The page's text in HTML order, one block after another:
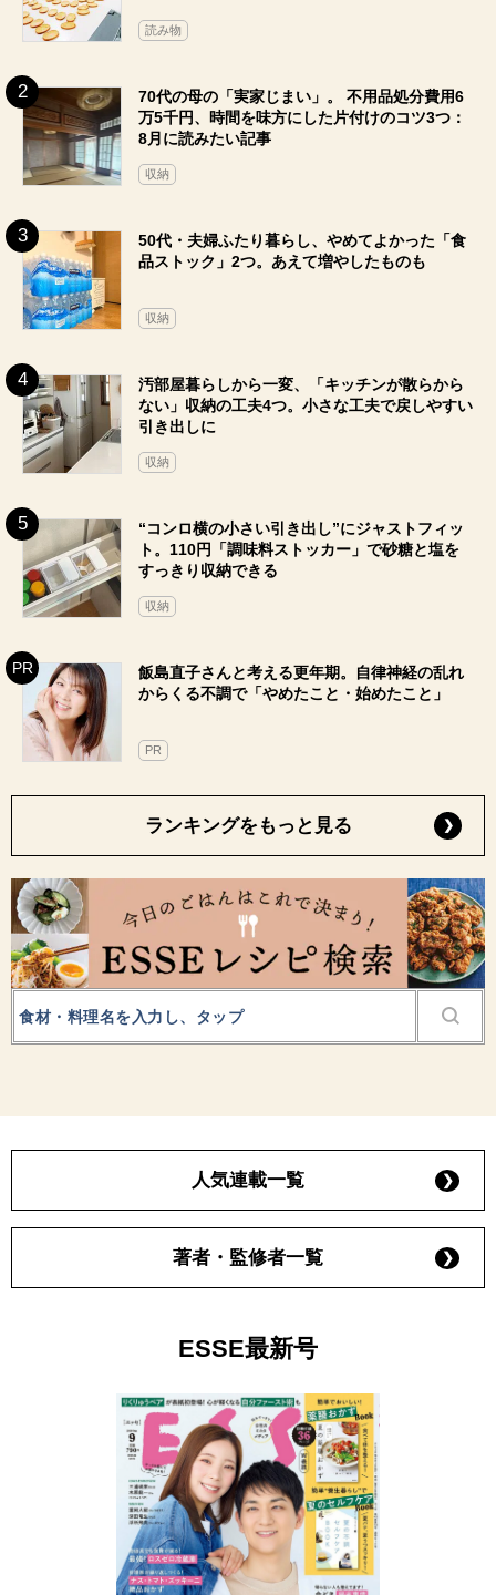
読み物
70代の母の「実家じまい」。 不用品処分費用6
万5千円、時間を味方にした片付けのコツ3つ：
8月に読みたい記事
収納
50代・夫婦ふたり暮らし、やめてよかった「食
品ストック」2つ。あえて増やしたものも
収納
汚部屋暮らしから一変、「キッチンが散らから
ない」収納の工夫4つ。小さな工夫で戻しやすい
引き出しに
収納
“コンロ横の小さい引き出し”にジャストフィッ
ト。110円「調味料ストッカー」で砂糖と塩を
すっきり収納できる
収納
飯島直子さんと考える更年期。自律神経の乱れ
からくる不調で「やめたこと・始めたこと」
PR
ランキングをもっと見る
人気連載一覧
著者・監修者一覧
ESSE最新号